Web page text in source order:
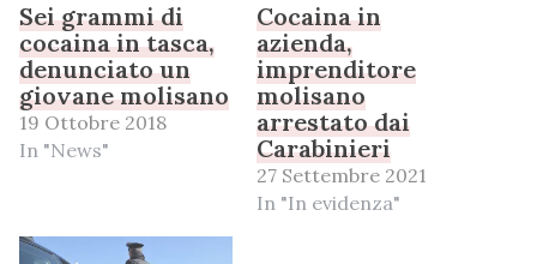
Sei grammi di
cocaina in tasca,
denunciato un
giovane molisano
19 Ottobre 2018
In "News"
Cocaina in
azienda,
imprenditore
molisano
arrestato dai
Carabinieri
27 Settembre 2021
In "In evidenza"